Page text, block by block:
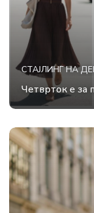
СТАЈЛИНГ НА
Четврток е за